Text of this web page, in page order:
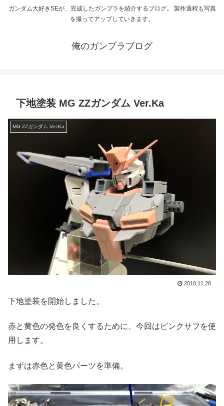
ガンダム大好きSEが、完成したガンプラを紹介するブログ。 製作過程も写真
を撮ってアップしていきます。
俺のガンプラブログ
下地塗装 MG ZZガンダム Ver.Ka
MG ZZガンダム Ver.Ka
2018.11.28
下地塗装を開始しました。
赤と黄色の発色を良くするために、今回はピンクサフを使
用します。
まずは赤色と黄色パーツを準備。